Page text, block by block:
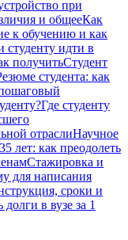
при
и общееКак
к обучению и как
cтуденту идти в
получитьСтудент
студента: как
Где студенту
отраслиНаучное
лет: как преодолеть
Стажировка и
для написания
сроки и
долги в вузе за 1